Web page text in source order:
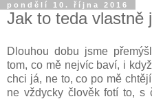
pondělí 10. října 2016
Jak to teda vlastně
Dlouhou dobu jsme
tom, co mě nejvíc baví, i
chci já, ne to, co po mě
ne vždycky člověk fotí to, s